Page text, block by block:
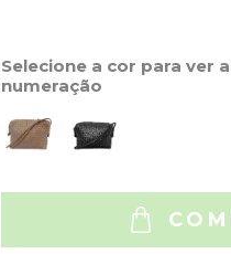
Selecione a cor para ver
numeração